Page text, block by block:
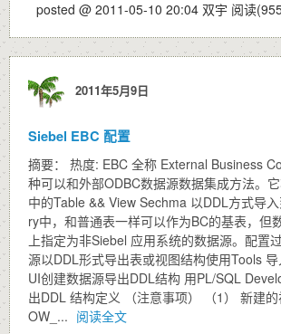
posted @ 2011-05-10 20:04 双宇 阅读
2011年5月9日
Siebel EBC 配置
摘要： 热度: EBC 全称 External Business
种可以和外部ODBC数据源数据集成方法。
中的Table && View Sechma 以DDL方式导
ry中，和普通表一样可以作为BC的基表，但
上指定为非Siebel 应用系统的数据源。配置
源以DDL形式导出表或视图结构使用Tools
UI创建数据源导出DDL结构 用PL/SQL
出DDL 结构定义 （注意事项） （1） 新建
OW_... 阅读全文